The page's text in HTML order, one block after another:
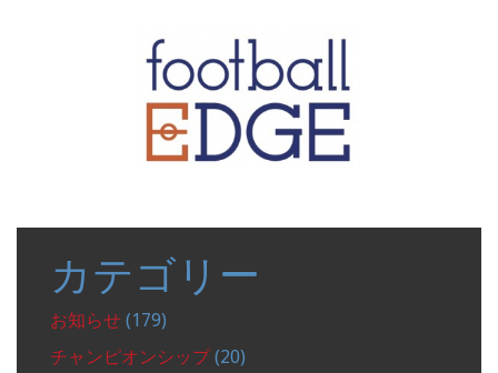
カテゴリー
お知らせ (179)
チャンピオンシップ(20)